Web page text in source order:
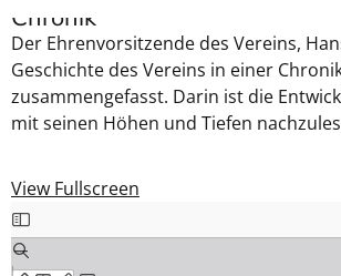
Chronik
Der Ehrenvorsitzende des Vereins,
Geschichte des Vereins in einer
zusammengefasst. Darin ist die
mit seinen Höhen und Tiefen
View Fullscreen